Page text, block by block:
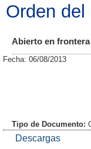
Orden
Abierto en
Fecha: 06/08/2013
Tipo de Documento:
Descargas